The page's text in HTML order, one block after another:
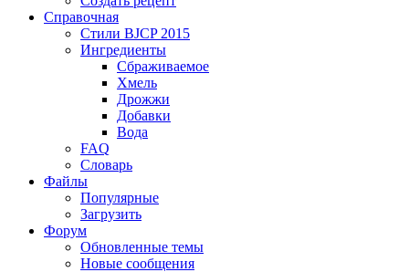
Справочная
Стили BJCP 2015
Ингредиенты
Сбраживаемое
Хмель
Дрожжи
Добавки
Вода
FAQ
Словарь
Файлы
Популярные
Загрузить
Форум
Обновленные темы
Новые сообщения